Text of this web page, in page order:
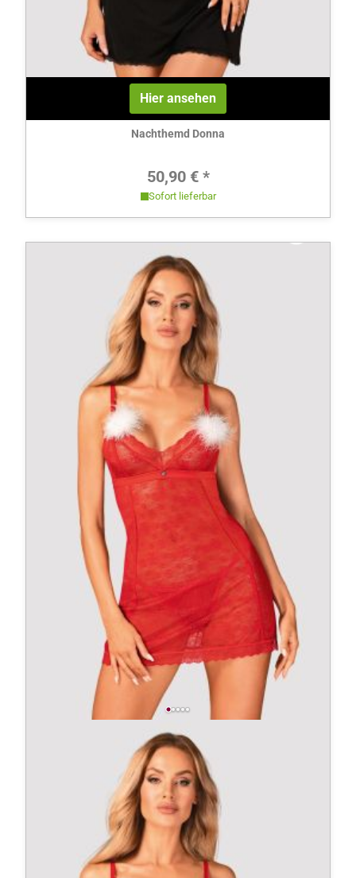
Hier ansehen
Nachthemd Donna
Regulärer Preis:
50,90 € *
Sofort lieferbar